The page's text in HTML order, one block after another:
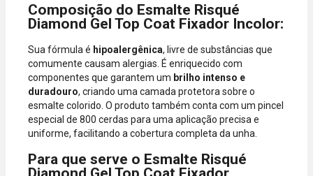
Composição do Esmalte Risqué
Diamond Gel Top Coat Fixador Incolor:
Sua fórmula é hipoalergênica, livre de substâncias que
comumente causam alergias. É enriquecido com
componentes que garantem um brilho intenso e
duradouro, criando uma camada protetora sobre o
esmalte colorido. O produto também conta com um pincel
especial de 800 cerdas para uma aplicação precisa e
uniforme, facilitando a cobertura completa da unha.
Para que serve o Esmalte Risqué